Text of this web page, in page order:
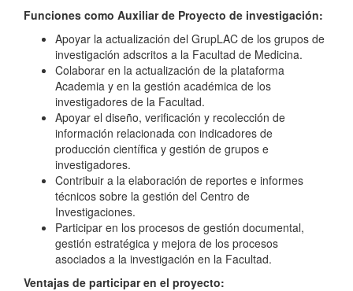
Funciones como Auxiliar de Proyecto de investigación:
Apoyar la actualización del GrupLAC de los grupos de
investigación adscritos a la Facultad de Medicina.
Colaborar en la actualización de la plataforma
Academia y en la gestión académica de los
investigadores de la Facultad.
Apoyar el diseño, verificación y recolección de
información relacionada con indicadores de
producción científica y gestión de grupos e
investigadores.
Contribuir a la elaboración de reportes e informes
técnicos sobre la gestión del Centro de
Investigaciones.
Participar en los procesos de gestión documental,
gestión estratégica y mejora de los procesos
asociados a la investigación en la Facultad.
Ventajas de participar en el proyecto: